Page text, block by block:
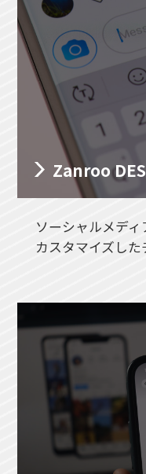
Zanroo
ソーシャルメディ
カスタマイズした